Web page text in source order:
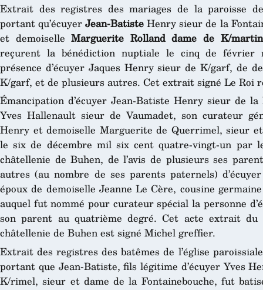
Extrait des registres des mariages de la paroisse
portant qu’écuyerJean-Batiste Henry sieur de la
et demoiselleMarguerite Rolland dame de K/martin
reçurent la bénédiction nuptiale le cinq de février
présence d’écuyer Jaques Henry sieur de K/garf, de
K/garf, et de plusieurs autres. Cet extrait signé Le Roi
Émancipation d’écuyer Jean-Batiste Henry sieur de la
Yves Hallenault sieur de Vaumadet, son curateur
Henry et demoiselle Marguerite de Querrimel, sieur
le six de décembre mil six cent quatre-vingt-un par
châtellenie de Buhen, de l’avis de plusieurs ses
autres (au nombre de ses parents paternels)
époux de demoiselle Jeanne Le Cère, cousine
auquel fut nommé pour curateur spécial la personne
son parent au quatrième degré. Cet acte extrait
châtellenie de Buhen est signé Michel greffier.
Extrait des registres des batêmes de l’église
portant que Jean-Batiste, fils légitime d’écuyer Yves
K/rimel, sieur et dame de la Fontainebouche, fut